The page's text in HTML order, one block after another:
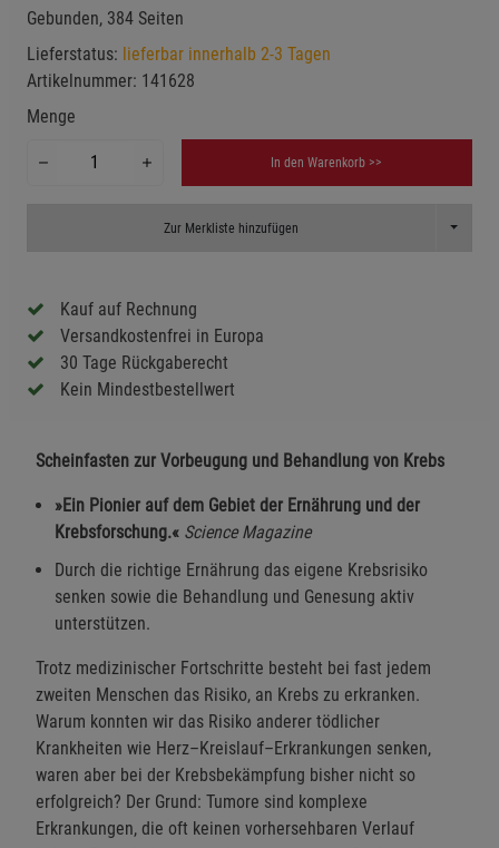
Gebunden, 384 Seiten
Lieferstatus: lieferbar innerhalb 2-3 Tagen
Artikelnummer: 141628
Menge
In den Warenkorb >>
Zur Merkliste hinzufügen Toggle
Kauf auf Rechnung
Versandkostenfrei in Europa
30 Tage Rückgaberecht
Kein Mindestbestellwert
Scheinfasten zur Vorbeugung und Behandlung von Krebs
»Ein Pionier auf dem Gebiet der Ernährung und der
Krebsforschung.« Science Magazine
Durch die richtige Ernährung das eigene Krebsrisiko
senken sowie die Behandlung und Genesung aktiv
unterstützen.
Trotz medizinischer Fortschritte besteht bei fast jedem
zweiten Menschen das Risiko, an Krebs zu erkranken.
Warum konnten wir das Risiko anderer tödlicher
Krankheiten wie Herz–Kreislauf–Erkrankungen senken,
waren aber bei der Krebsbekämpfung bisher nicht so
erfolgreich? Der Grund: Tumore sind komplexe
Erkrankungen, die oft keinen vorhersehbaren Verlauf